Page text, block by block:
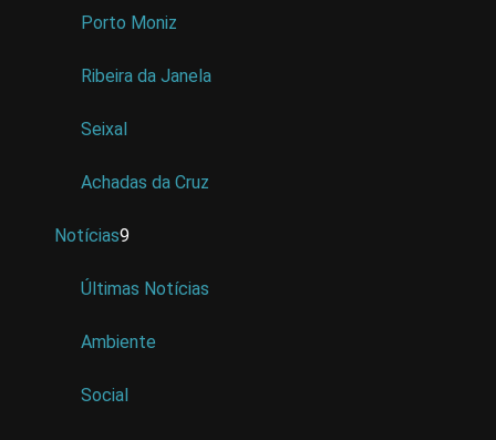
Porto Moniz
Ribeira da Janela
Seixal
Achadas da Cruz
Notícias9
Últimas Notícias
Ambiente
Social